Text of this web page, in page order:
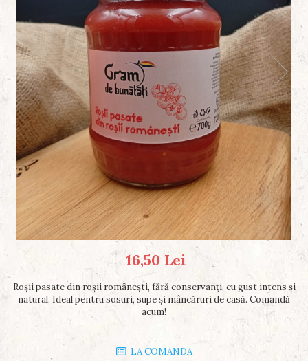
16,50 Lei
Roșii pasate din roșii românești, fără conservanți, cu gust intens și
natural. Ideal pentru sosuri, supe și mâncăruri de casă. Comandă
acum!
LA COMANDA